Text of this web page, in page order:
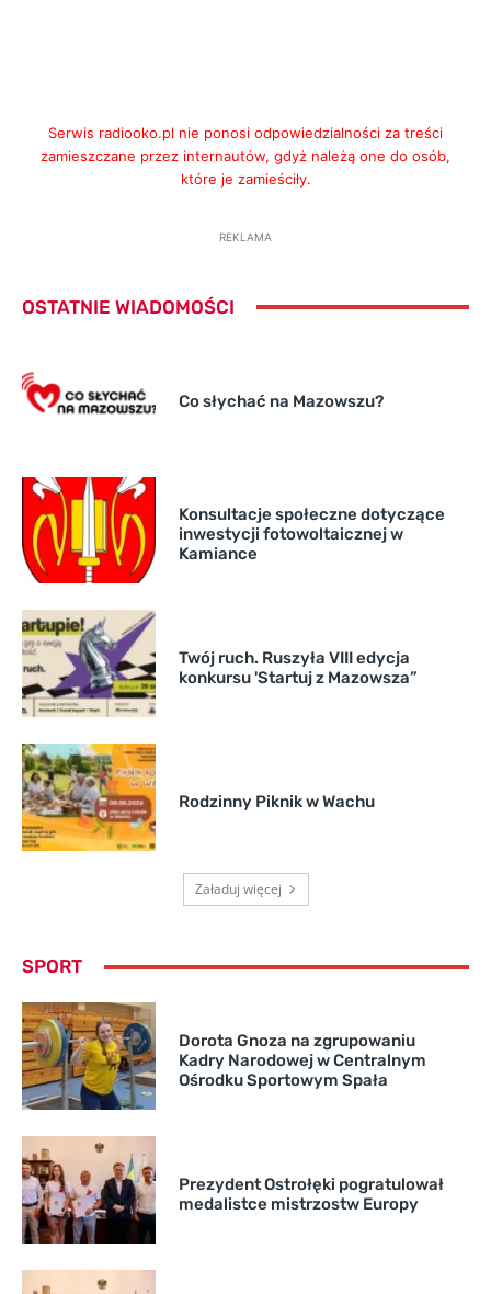
Serwis radiooko.pl nie ponosi odpowiedzialności za treści
zamieszczane przez internautów, gdyż należą one do osób,
które je zamieściły.
REKLAMA
OSTATNIE WIADOMOŚCI
Co słychać na Mazowszu?
Konsultacje społeczne dotyczące
inwestycji fotowoltaicznej w
Kamiance
Twój ruch. Ruszyła VIII edycja
konkursu 'Startuj z Mazowsza”
Rodzinny Piknik w Wachu
Załaduj więcej
SPORT
Dorota Gnoza na zgrupowaniu
Kadry Narodowej w Centralnym
Ośrodku Sportowym Spała
Prezydent Ostrołęki pogratulował
medalistce mistrzostw Europy